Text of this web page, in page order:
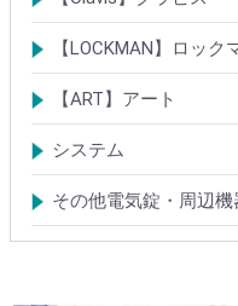
電気錠
電気錠システム製品
Tebra(ハンズフリー)
キースイッチ
【LOCKMAN】ロック
電磁式電気錠
電磁錠取付ブラケット
電気錠システム製品
【ART】アート
電気錠システム
入退管理システム
システム
テンキーシステム
静脈認証システム
ICカード認証システム
その他電気錠・周辺機